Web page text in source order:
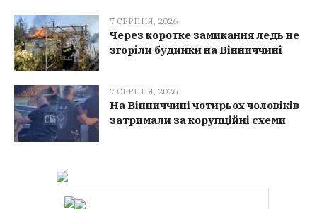
7 СЕРПНЯ, 2026
Через коротке замикання ледь не
згоріли будинки на Вінниччині
7 СЕРПНЯ, 2026
На Вінниччині чотирьох чоловіків
затримали за корупційні схеми